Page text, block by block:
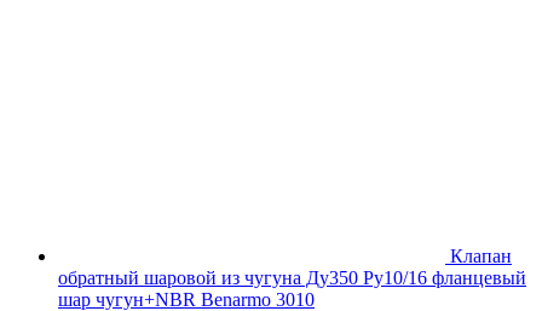
Клапан
обратный шаровой из чугуна Ду350 Ру10/16 фланцевый
шар чугун+NBR Benarmo 3010